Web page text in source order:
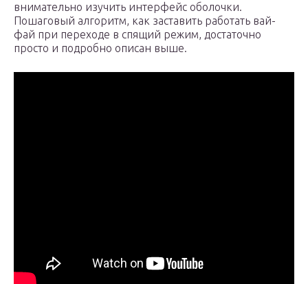
внимательно изучить интерфейс оболочки.
Пошаговый алгоритм, как заставить работать вай-
фай при переходе в спящий режим, достаточно
просто и подробно описан выше.